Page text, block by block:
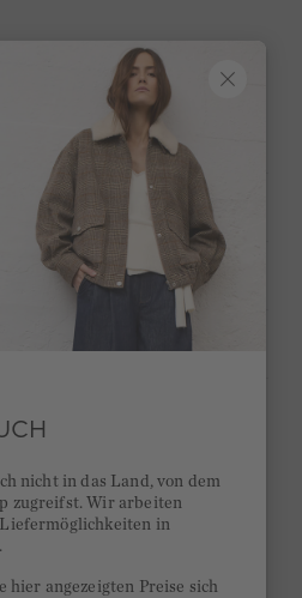
Tage
nicht in das Land, von dem
zugreifst. Wir arbeiten
in
hier angezeigten Preise sich